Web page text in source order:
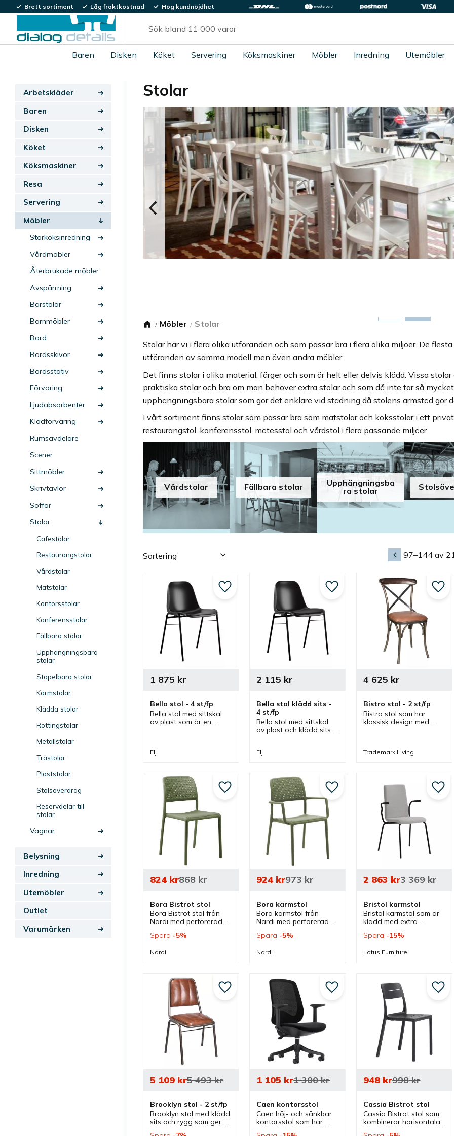
Brett sortiment Låg fraktkostnad Hög kundnöjdhet
Baren Disken Köket Servering Köksmaskiner Möbler Inredning Utemöbler
Stolar
Möbler Stolar
Stolar har vi i flera olika utföranden och som passar bra i flera olika miljöer. De
utföranden av samma modell men även andra möbler.
Det finns stolar i olika material, färger och som är helt eller delvis klädd. Vissa
praktiska stolar och bra om man behöver extra stolar och som då inte tar så
upphängningsbara stolar som gör det enklare vid städning då stolens armstöd gör
I vårt sortiment finns stolar som passar bra som matstolar och köksstolar i ett
restaurangstol, konferensstol, mötesstol och vårdstol i flera passande miljöer.
Vårdstolar Fällbara stolar
Upphängningsba
ra stolar
97–144 av
Välj sortering
Bella stol - 4 st/fp
Bella stol med sittskal
av plast som är en
rakt upp.
1 875 kr
Elj
Lägg till i favoriter
Bella stol klädd sits -
4 st/fp
Bella stol med sittskal
av plast och klädd sits
stol som staplar 15
2 115 kr
Elj
Lägg till i favoriter
Bistro stol - 2 st/fp
Bistro stol som har
klassisk design med
utseende som passar
4 625 kr
Trademark Living
Bora Bistrot stol
Bora Bistrot stol från
Nardi med perforerad
väljas i flera färger.
passar bra både
824kr868kr
Spara 5%
Nardi
Lägg till i favoriter
Bora karmstol
Bora karmstol från
Nardi med perforerad
väljas i flera färger.
och passar bra både
924 kr973kr
Spara 5%
Nardi
Lägg till i favoriter
Bristol karmstol
Bristol karmstol som är
klädd med extra
erbjuder extra komfort
konferens, lunchrum och
2 863 kr3 369kr
Spara 15%
Lotus Furniture
Brooklyn stol - 2 st/fp
Brooklyn stol med klädd
sits och rygg som ger
5 109kr5 493kr
Lägg till i favoriter
Caen kontorsstol
Caen höj- och sänkbar
kontorsstol som har
1 105 kr1 300kr
Lägg till i favoriter
Cassia Bistrot stol
Cassia Bistrot stol som
kombinerar horisontala
948kr998kr
Arbetskläder
Baren
Disken
Köket
Köksmaskiner
Resa
Servering
Möbler
Storköksinredning
Vårdmöbler
Återbrukade möbler
Avspärrning
Barstolar
Barnmöbler
Bord
Bordsskivor
Bordsstativ
Förvaring
Ljudabsorbenter
Klädförvaring
Rumsavdelare
Scener
Sittmöbler
Skrivtavlor
Soffor
Stolar
Cafestolar
Restaurangstolar
Vårdstolar
Matstolar
Kontorsstolar
Konferensstolar
Fällbara stolar
Upphängningsbara
stolar
Stapelbara stolar
Karmstolar
Klädda stolar
Rottingstolar
Metallstolar
Trästolar
Plaststolar
Stolsöverdrag
Reservdelar till
stolar
Vagnar
Belysning
Inredning
Utemöbler
Outlet
Varumärken